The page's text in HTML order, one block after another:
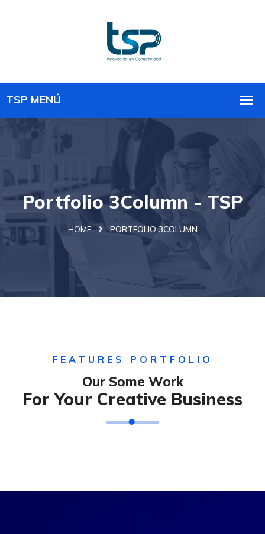
Portfolio 3Column - TSP
HOME PORTFOLIO 3COLUMN
FEATURES PORTFOLIO
Our Some Work
For Your Creative Business